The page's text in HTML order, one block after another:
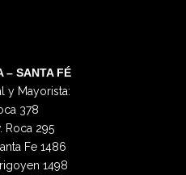
– SANTA FÉ
y Mayorista:
378
Roca 295
Fe 1486
1498